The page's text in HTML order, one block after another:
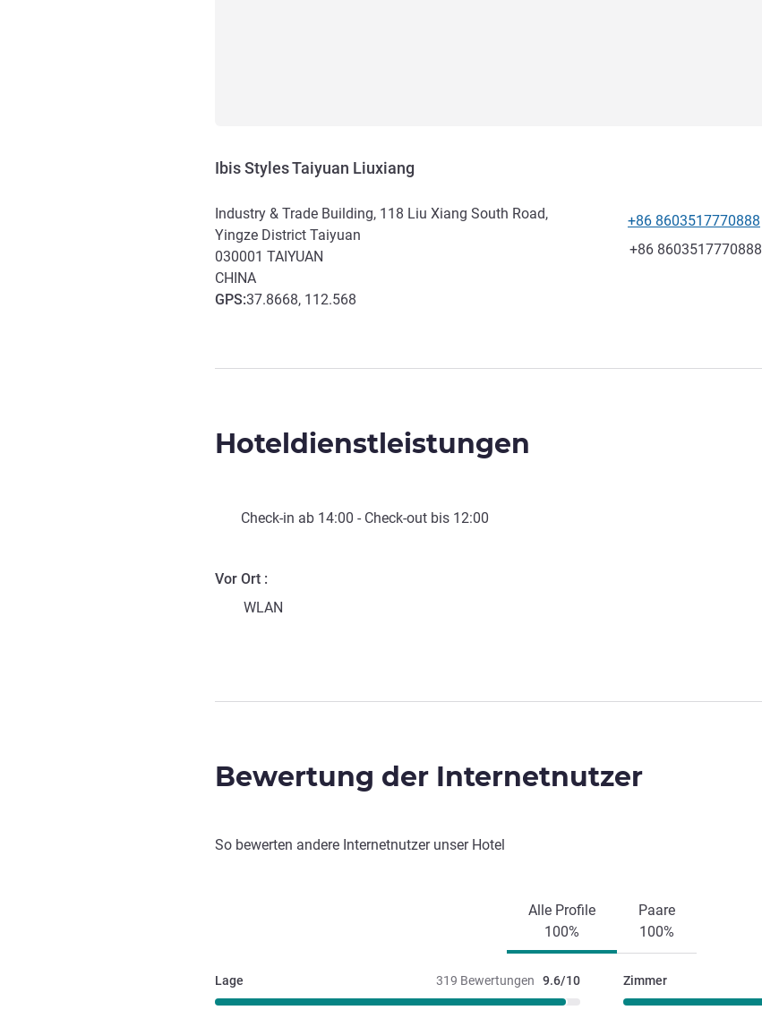
Ibis Styles Taiyuan Liuxiang
Industry & Trade Building, 118 Liu Xiang South Road,
Yingze District Taiyuan
030001 TAIYUAN
CHINA
GPS:37.8668, 112.568
+86 8603517770888
Fax
+86 8603517770888
Hoteldienstleistungen
Check-in ab 14:00 - Check-out bis 12:00
Vor Ort
WLAN
Bewertung der Internetnutzer
So bewerten andere Internetnutzer unser Hotel
Alle Profile
100%
Paare
100%
319 Bewertungen 9.6/10
Lage Zimmer